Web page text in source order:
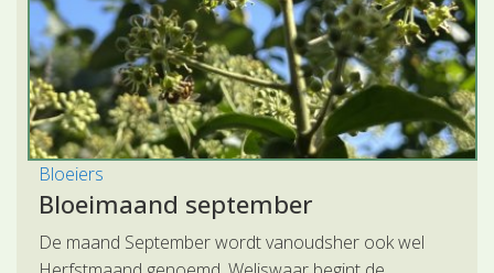
Bloeiers
Bloeimaand september
De maand September wordt vanoudsher ook wel